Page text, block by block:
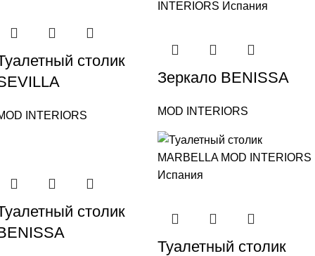
столик
INTERIORS
Зеркало BENISSA
MOD INTERIORS
столик
Туалетный столик